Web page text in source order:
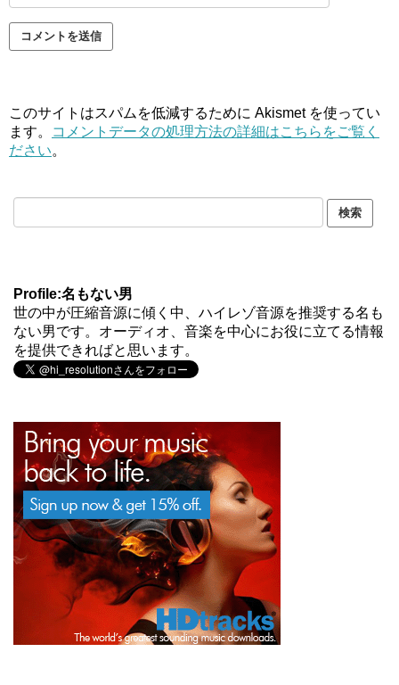
このサイトはスパムを低減するために Akismet を使ってい
ます。
コメントデータの処理方法の詳細はこちらをご覧く
ださい。
Profile:名もない男
世の中が圧縮音源に傾く中、ハイレゾ音源を推奨する名も
ない男です。オーディオ、音楽を中心にお役に立てる情報
を提供できればと思います。